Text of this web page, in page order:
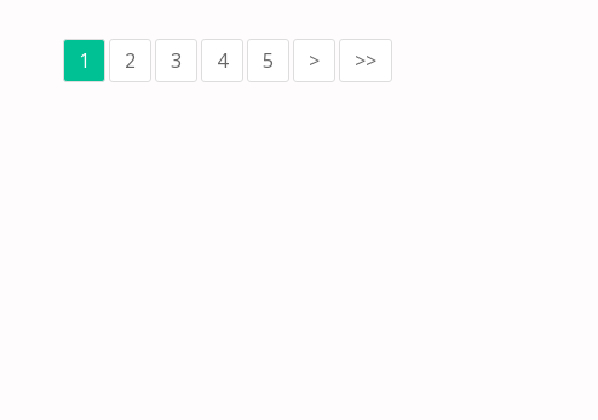
1 2 3 4 5 > >>